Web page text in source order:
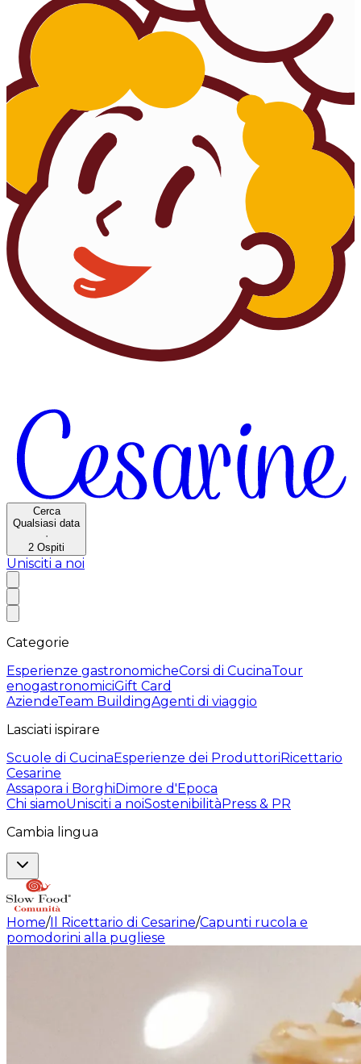
Cerca
Qualsiasi data
·
2 Ospiti
Unisciti a noi
Categorie
Esperienze gastronomicheCorsi di CucinaTour
enogastronomiciGift Card
AziendeTeam BuildingAgenti di viaggio
Lasciati ispirare
Scuole di CucinaEsperienze dei ProduttoriRicettario
Cesarine
Assapora i BorghiDimore d'Epoca
Chi siamoUnisciti a noiSostenibilitàPress & PR
Cambia lingua
Home/Il Ricettario di Cesarine/Capunti rucola e
pomodorini alla pugliese